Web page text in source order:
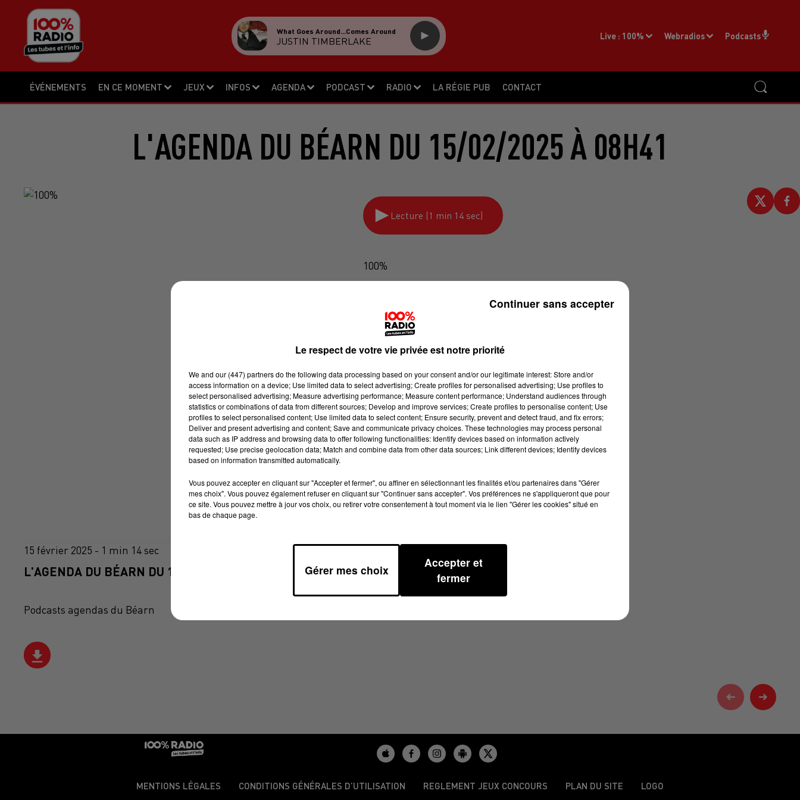
ÉVÉNEMENTS EN CE MOMENT JEUX INFOS AGENDA PODCAST RADIO LA RÉGIE PUB CONTACT
Live : 100% Webradios Podcasts
What Goes Around...comes Around
JUSTIN TIMBERLAKE
L'AGENDA DU BÉARN DU 15/02/2025 À 08H41
Lecture (1 min 14 sec)
100%
15 février 2025 - 1 min 14 sec
L'AGENDA DU BÉARN DU 15/02/2025 À 08H41
Podcasts agendas du Béarn
MENTIONS LÉGALES CONDITIONS GÉNÉRALES D’UTILISATION REGLEMENT JEUX CONCOURS PLAN DU SITE LOGO
Le respect de votre vie privée est notre priorité
We and our (447) partnersdo the following data processing based on your consent and/or our legitimate interest: Store and/or
access information on a device; Use limited data to select advertising; Create profiles for personalised advertising; Use profiles to
select personalised advertising; Measure advertising performance; Measure content performance; Understand audiences through
statistics or combinations of data from different sources; Develop and improve services; Create profiles to personalise content; Use
profiles to select personalised content; Use limited data to select content; Ensure security, prevent and detect fraud, and fix errors;
Deliver and present advertising and content; Save and communicate privacy choices. These technologies may process personal
data such as IP address and browsing data to offer following functionalities: Identify devices based on information actively
requested; Use precise geolocation data; Match and combine data from other data sources; Link different devices; Identify devices
based on information transmitted automatically.
Vous pouvez accepter en cliquant sur "Accepter et fermer", ou affiner en sélectionnant les finalités et/ou partenaires dans "Gérer
mes choix". Vous pouvez également refuser en cliquant sur "Continuer sans accepter". Vos préférences ne s'appliqueront que pour
ce site. Vous pouvez mettre à jour vos choix, ou retirer votre consentement à tout moment via le lien "Gérer les cookies" situé en
bas de chaque page.
Gérer mes choix
Accepter et
fermer
Continuer sans accepter